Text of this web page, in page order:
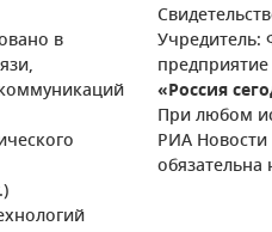
в
Учредитель:
«Россия
При любом
РИА
обязательна